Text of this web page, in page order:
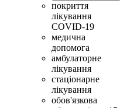
покриття
лікування
COVID-19
медична
допомога
амбулаторне
лікування
стаціонарне
лікування
обов'язкова